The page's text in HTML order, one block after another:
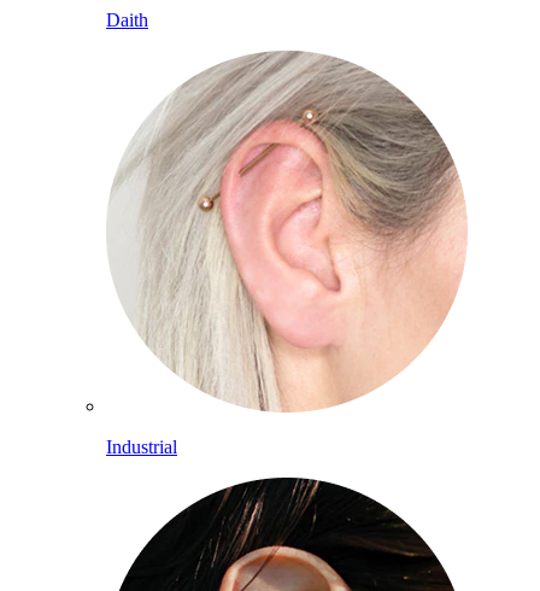
Daith
Industrial